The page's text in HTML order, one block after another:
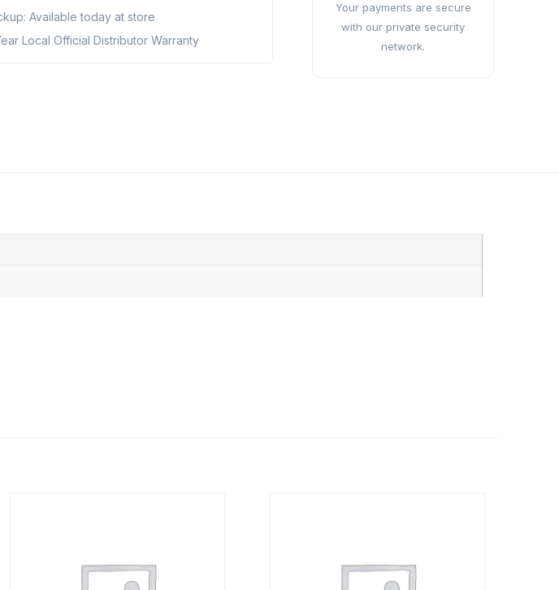
Available today at store
Local Official Distributor Warranty
Your payments are secure
with our private security
network.